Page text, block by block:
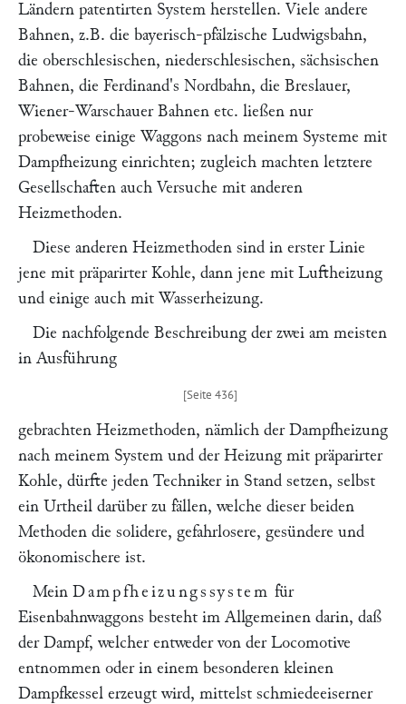
Ländern patentirten System herstellen. Viele andere
Bahnen, z.B. die bayerisch-pfälzische Ludwigsbahn,
die oberschlesischen, niederschlesischen, sächsischen
Bahnen, die Ferdinand's Nordbahn, die Breslauer,
Wiener-Warschauer Bahnen etc. ließen nur
probeweise einige Waggons nach meinem Systeme mit
Dampfheizung einrichten; zugleich machten letztere
Gesellschaften auch Versuche mit anderen
Heizmethoden.
Diese anderen Heizmethoden sind in erster Linie
jene mit präparirter Kohle, dann jene mit Luftheizung
und einige auch mit Wasserheizung.
Die nachfolgende Beschreibung der zwei am meisten
in Ausführung
gebrachten Heizmethoden, nämlich der Dampfheizung
nach meinem System und der Heizung mit präparirter
Kohle, dürfte jeden Techniker in Stand setzen, selbst
ein Urtheil darüber zu fällen, welche dieser beiden
Methoden die solidere, gefahrlosere, gesündere und
ökonomischere ist.
Mein Dampfheizungssystem für
Eisenbahnwaggons besteht im Allgemeinen darin, daß
der Dampf, welcher entweder von der Locomotive
entnommen oder in einem besonderen kleinen
Dampfkessel erzeugt wird, mittelst schmiedeeiserner